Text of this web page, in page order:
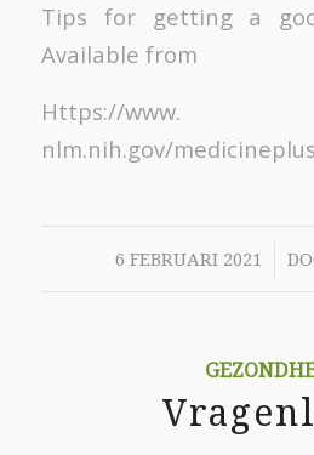
Tips for getting a
Available from
Https://www.
nlm.nih.gov/
6 FEBRUARI 2021
/